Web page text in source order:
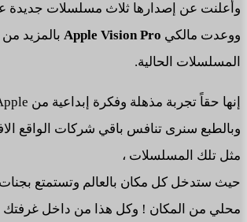
وأعلنت عن إصدارها ثلاث مسلسلات جديدة
ووعدت مالكي Apple Vision Pro بالمزيد
المسلسلات الحالية.
إنها حقاً تجربة مذهلة وفكرة إبداعية من Apple بكل معنى الكلمة
وبالطبع سنرى تنافس باقي شركات الواقع
مثل تلك المسلسلات ،
حيث ستدخل كل مكان بالعالم وتستمتع
محلي من المكان ! وكل هذا من داخل غرفتك